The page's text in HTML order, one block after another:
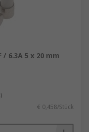
/ 6.3A 5 x 20 mm
€ 0,458/Stück